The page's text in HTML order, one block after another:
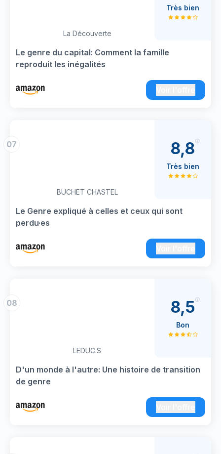
La Découverte
Le genre du capital: Comment la famille
reproduit les inégalités
Très bien
07
BUCHET CHASTEL
Le Genre expliqué à celles et ceux qui sont
perdu·es
8,8
Très bien
08
LEDUC.S
D'un monde à l'autre: Une histoire de transition
de genre
8,5
Bon